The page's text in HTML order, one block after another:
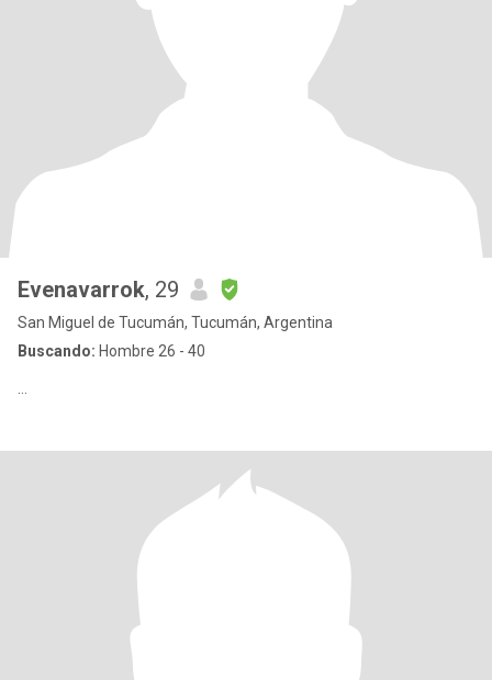
Evenavarrok, 29
San Miguel de Tucumán, Tucumán, Argentina
Buscando: Hombre 26 - 40